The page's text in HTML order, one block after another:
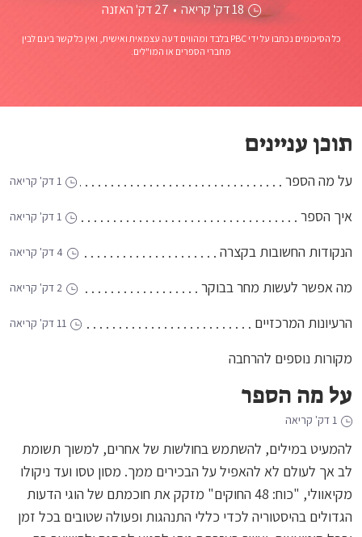
18 דק' קריאה
• 27 דק' האזנה
כל הסיכומים נכתבו על ידי PBC בלבד ומהווים דעה עצמאית ואישית, ואין כל קשר בינם לבין
מחברי הספרים או המו"לים.
תוכן עניינים
על מה הספר
איך הספר
הנקודות החשובות בקצרה
מה אפשר לעשות מחר בבוקר
הרעיונות המרכזיים
מקורות נוספים להרחבה
על מה הספר
להמעיט במילים, להשתמש בחולשות של אחרים, למשוך תשומת
לב אך לעולם לא להאפיל על הבכירים ממך. מסון טסו ועד ניקולו
מקיאוולי, "כוח: 48 החוקים" מזקק את חוכמתם של הוגי הדעות
הגדולים בהיסטוריה לכדי כללי התנהגות ופעולה שטובים בכל זמן